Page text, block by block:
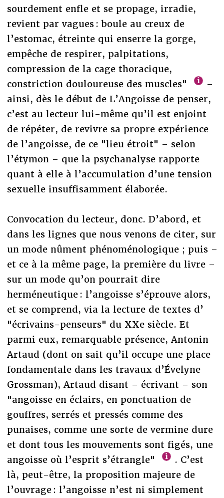
sourdement enfle et se propage, irradie,
revient par vagues : boule au creux de
l’estomac, étreinte qui enserre la gorge,
empêche de respirer, palpitations,
compression de la cage thoracique,
constriction douloureuse des muscles"
–
ainsi, dès le début de L’Angoisse de penser,
c’est au lecteur lui-même qu’il est enjoint
de répéter, de revivre sa propre expérience
de l’angoisse, de ce "lieu étroit" – selon
l’étymon – que la psychanalyse rapporte
quant à elle à l’accumulation d’une tension
sexuelle insuffisamment élaborée.
Convocation du lecteur, donc. D’abord, et
dans les lignes que nous venons de citer, sur
un mode nûment phénoménologique ; puis –
et ce à la même page, la première du livre –
sur un mode qu’on pourrait dire
herméneutique : l’angoisse s’éprouve alors,
et se comprend, via la lecture de textes d’
"écrivains-penseurs" du XXe siècle. Et
parmi eux, remarquable présence, Antonin
Artaud (dont on sait qu’il occupe une place
fondamentale dans les travaux d’Évelyne
Grossman), Artaud disant – écrivant – son
"angoisse en éclairs, en ponctuation de
gouffres, serrés et pressés comme des
punaises, comme une sorte de vermine dure
et dont tous les mouvements sont figés, une
angoisse où l’esprit s’étrangle"
. C’est
là, peut-être, la proposition majeure de
l’ouvrage : l’angoisse n’est ni simplement